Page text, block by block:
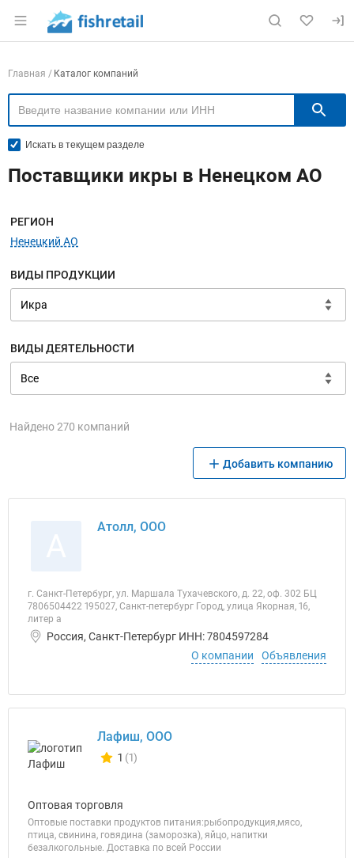
Раздел навигации по сайту fishretail.ru
Навигация по компаниям
Главная Каталог компаний
Искать в текущем разделе
Поставщики икры в Ненецком АО
Меню навигации
РЕГИОН
Ненецкий АО
ВИДЫ ПРОДУКЦИИ
ВИДЫ ДЕЯТЕЛЬНОСТИ
Найдено 270 компаний
Добавить компанию
Атолл, ООО
г. Санкт-Петербург, ул. Маршала Тухачевского, д. 22, оф. 302 БЦ
7806504422 195027, Санкт-петербург Город, улица Якорная, 16,
литер а
Россия, Санкт-Петербург ИНН: 7804597284
О компании
Объявления
Лафиш, ООО
Количество отзывов у компании всего и сегодня
1 (1)
Оптовая торговля
Оптовые поставки продуктов питания:рыбопродукция,мясо,
птица, свинина, говядина (заморозка), яйцо, напитки
безалкогольные. Доставка по всей России